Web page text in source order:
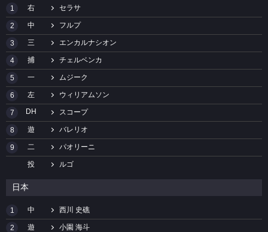
1 右 セラサ
2 中 フルプ
3 三 エンカルナシオン
4 捕 チェルベンカ
5 一 ムジーク
6 左 ウィリアムソン
7 DH スコープ
8 遊 バレリオ
9 二 パオリーニ
投 ルゴ
日本
1 中 西川 史礁
2 遊 小園 海斗